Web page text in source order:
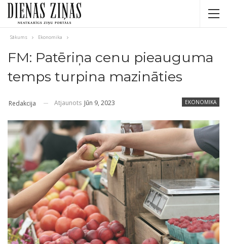
Sākums Ekonomika
FM: Patēriņa cenu pieauguma
temps turpina mazināties
EKONOMIKA
Redakcija Atjaunots Jūn 9, 2023